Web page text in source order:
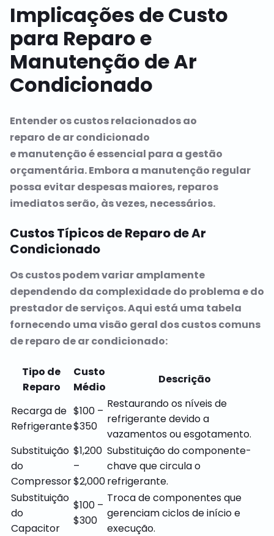
Implicações de Custo
para Reparo e
Manutenção de Ar
Condicionado
Entender os custos relacionados ao
reparo de ar condicionado
e manutenção é essencial para a gestão
orçamentária. Embora a manutenção regular
possa evitar despesas maiores, reparos
imediatos serão, às vezes, necessários.
Custos Típicos de Reparo de Ar
Condicionado
Os custos podem variar amplamente
dependendo da complexidade do problema e do
prestador de serviços. Aqui está uma tabela
fornecendo uma visão geral dos custos comuns
de reparo de ar condicionado:
Tipo de
Reparo
Custo
Médio
Descrição
Recarga de
Refrigerante
$100 –
$350
Restaurando os níveis de
refrigerante devido a
vazamentos ou esgotamento.
Substituição
do
Compressor
$1,200
–
$2,000
Substituição do componente-
chave que circula o
refrigerante.
Substituição
do
Capacitor
$100 –
$300
Troca de componentes que
gerenciam ciclos de início e
execução.